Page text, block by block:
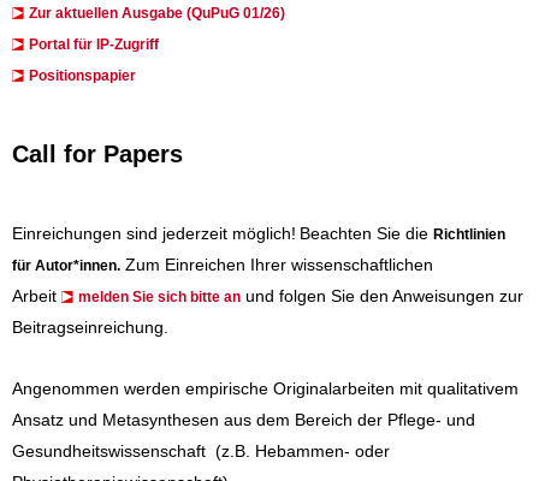
Zur aktuellen Ausgabe (QuPuG 01/26)
​​​Portal für IP-Zugriff
Positionspapier
Call for Papers
Einreichungen sind jederzeit möglich! Beachten Sie die Richtlinien
für Autor*innen. Zum Einreichen Ihrer wissenschaftlichen
Arbeit
melden Sie sich bitte an und folgen Sie den Anweisungen zur
Beitragseinreichung.
Angenommen werden empirische Originalarbeiten mit qualitativem
Ansatz und Metasynthesen aus dem Bereich der Pflege- und
Gesundheitswissenschaft (z.B. Hebammen- oder